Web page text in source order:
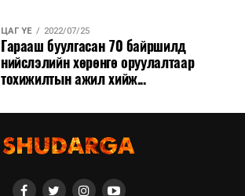
ЦАГ ҮЕ 2022/07/25
Гарааш буулгасан 70 байршилд
нийслэлийн хөрөнгө оруулалтаар
тохижилтын ажил хийж...